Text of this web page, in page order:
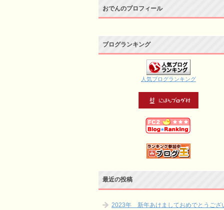
おでんのプロフィール
ブログランキング
人気ブログランキング
最近の投稿
2023年 新年あけましておめでとうござ